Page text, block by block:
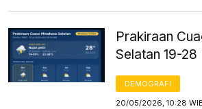
Prakiraan
Selatan 19-
DEMOGRAFI
20/05/2026, 10:28